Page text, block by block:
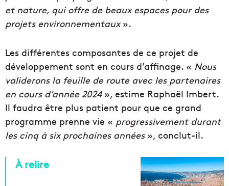
et nature, qui offre de beaux espaces pour des
projets environnementaux».
Les différentes composantes de ce projet de
développement sont en cours d’affinage. « Nous
validerons la feuille de route avec les partenaires
en cours d’année 2024», estime Raphaël Imbert.
Il faudra être plus patient pour que ce grand
programme prenne vie « progressivement durant
les cinq à six prochaines années», conclut-il.
À relire